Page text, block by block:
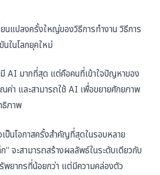
นแปลงครั้งใหญ่ของวิธีการทำงาน วิธีการ
นในโลกยุคใหม่
AI มากที่สุด แต่คือคนที่เข้าใจปัญหาของ
า และสามารถใช้ AI เพื่อขยายศักยภาพ
ธิภาพ
ป็นโอกาสครั้งสำคัญที่สุดในรอบหลาย
” จะสามารถสร้างผลลัพธ์ในระดับเดียวกับ
ยากรที่น้อยกว่า แต่มีความคล่องตัว